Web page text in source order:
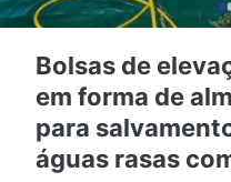
Bolsas de
em forma de
para
águas rasas